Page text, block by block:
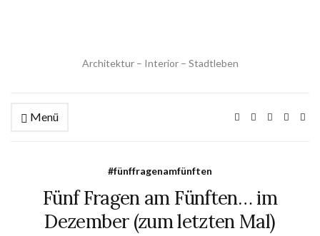
Architektur – Interior – Stadtleben
Menü
#fünffragenamfünften
Fünf Fragen am Fünften… im
Dezember (zum letzten Mal)